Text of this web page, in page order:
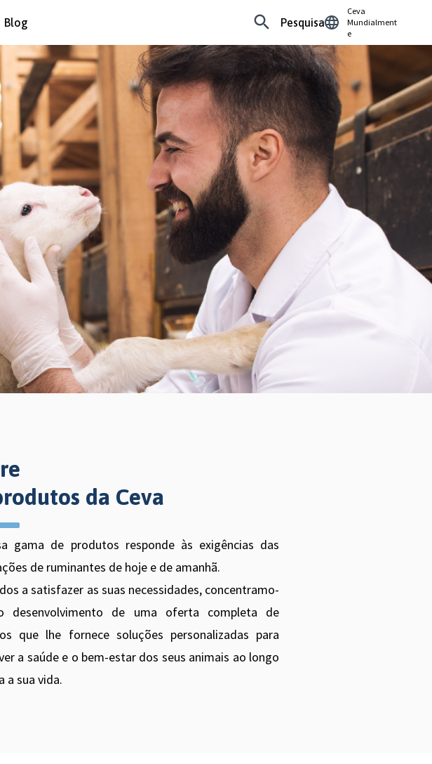
Blog Pesquisa
Ceva
Mundialment
e
da Ceva
gama de produtos responde às exigências das
de ruminantes de hoje e de amanhã.
a satisfazer as suas necessidades, concentramo-
desenvolvimento de uma oferta completa de
que lhe fornece soluções personalizadas para
a saúde e o bem-estar dos seus animais ao longo
a sua vida.